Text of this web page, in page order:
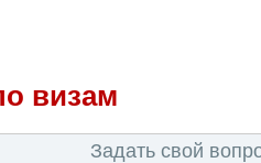
визам
Задать свой